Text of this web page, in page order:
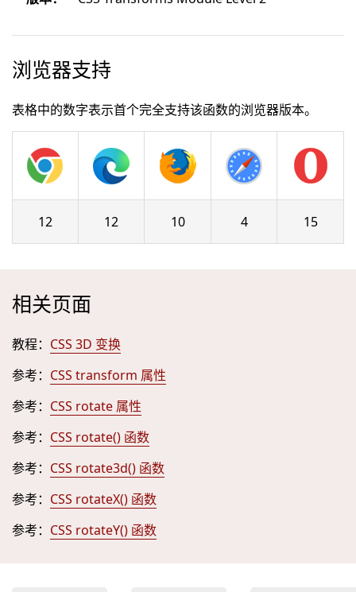
浏览器支持
表格中的数字表示首个完全支持该函数的浏览器版本。
12 12 10 4 15
相关页面
教程： CSS 3D 变换
参考： CSS transform 属性
参考： CSS rotate 属性
参考： CSS rotate() 函数
参考： CSS rotate3d() 函数
参考： CSS rotateX() 函数
参考： CSS rotateY() 函数